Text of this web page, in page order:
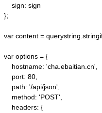
    sign: sign
};
var content =
var options = {
    hostname: 'cha.ebaitian.cn',
    port: 80,
    path: '/api/json',
    method: 'POST',
    headers: {